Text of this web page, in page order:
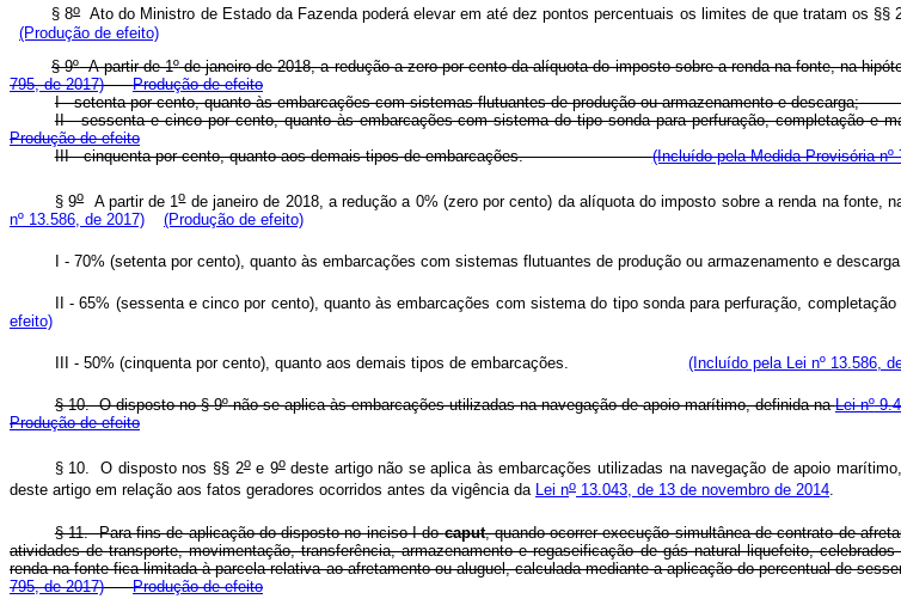
§ 8o Ato do Ministro de Estado da Fazenda poderá elevar em até dez pontos percentuais os limites de que tratam os §§
(Produção de efeito)
§ 9ºA partir de 1ºde janeiro de 2018, a redução a zero por cento da alíquota do imposto sobre a renda na fonte, na
795, de 2017)
Produção de efeito
I - setenta por cento, quanto às embarcações com sistemas flutuantes de produção ou armazenamento e
II - sessenta e cinco por cento, quanto às embarcações com sistema do tipo sonda para perfuração,
Produção de efeito
III - cinquenta por cento, quanto aos demais tipos de embarcações.(Incluído pela Medida Provisória nº
§ 9o A partir de 1ode janeiro de 2018, a redução a 0% (zero por cento) da alíquota do imposto sobre a renda na fonte,
nº 13.586, de 2017)
(Produção de efeito)
I - 70% (setenta por cento), quanto às embarcações com sistemas flutuantes de produção ou
II - 65% (sessenta e cinco por cento), quanto às embarcações com sistema do tipo sonda para
efeito)
III - 50% (cinquenta por cento), quanto aos demais tipos de embarcações. (Incluído pela Lei nº 13.586,
§ 10. O disposto no § 9ºnão se aplica às embarcações utilizadas na navegação de apoio marítimo, definida naLei nº
Produção de efeito
§ 10. O disposto nos §§ 2oe 9odeste artigo não se aplica às embarcações utilizadas na navegação de apoio
deste artigo em relação aos fatos geradores ocorridos antes da vigência da Lei no 13.043, de 13 de novembro de 2014
§ 11. Para fins de aplicação do disposto no inciso I docaput, quando ocorrer execução simultânea de contrato de
atividades de transporte, movimentação, transferência, armazenamento e regaseificação de gás natural liquefeito,
renda na fonte fica limitada à parcela relativa ao afretamento ou aluguel, calculada mediante a aplicação do
795, de 2017)
Produção de efeito